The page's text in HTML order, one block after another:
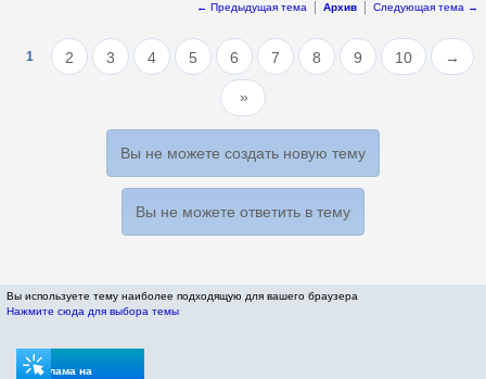
← Предыдущая тема Архив Следующая тема →
1 2 3 4 5 6 7 8 9 10 →
Вы не можете создать новую тему
Вы не можете ответить в тему
Вы используете тему наиболее подходящую для вашего браузера
Нажмите сюда для выбора темы
Реклама на